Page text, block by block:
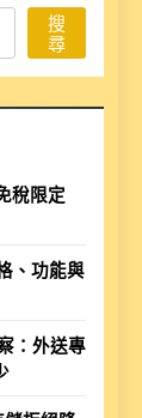
搜
尋
稅限定
、功能與
：外送專